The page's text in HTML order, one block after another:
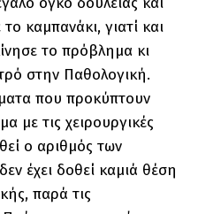
καμπανάκι, γιατί και
το πρόβλημα κι
στην Παθολογική.
που προκύπτουν
με τις χειρουργικές
ο αριθμός των
έχει δοθεί καμιά θέση
παρά τις